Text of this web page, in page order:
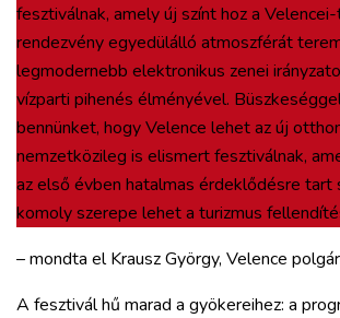
fesztiválnak, amely új színt hoz a
rendezvény egyedülálló atmoszférát
legmodernebb elektronikus zenei
vízparti pihenés élményével.
bennünket, hogy Velence lehet az új
nemzetközileg is elismert fesztiválnak,
az első évben hatalmas érdeklődésre tart
komoly szerepe lehet a turizmus
– mondta el Krausz György, Velence
A fesztivál hű marad a gyökereihez: a